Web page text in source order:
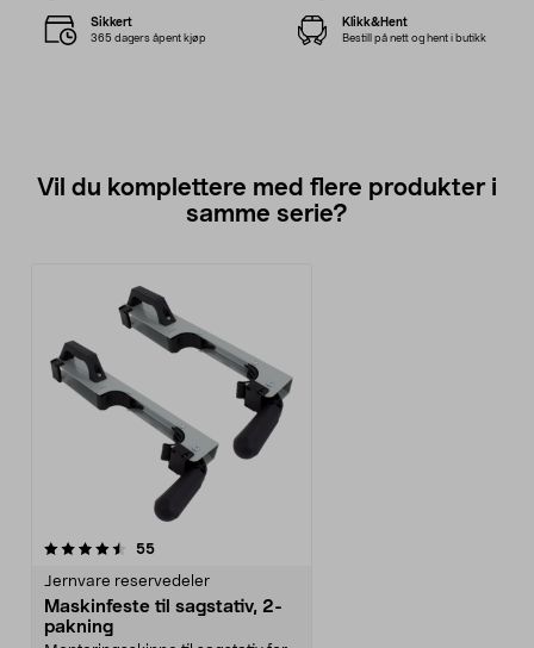
Sikkert
365 dagers åpent kjøp
Klikk&Hent
Bestill på nett og hent i butikk
Vil du komplettere med flere produkter i
samme serie?
55anmeldelser
Jernvare reservedeler
Maskinfeste til sagstativ, 2-
pakning